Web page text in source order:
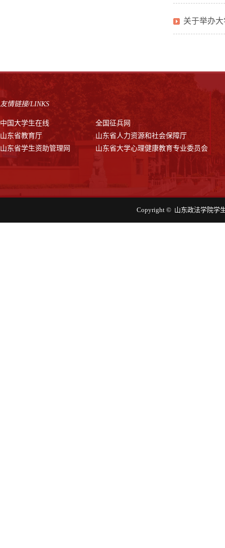
关于举办
友情链接/LINKS
中国大学生在线
全国征兵网
山东省教育厅
山东省人力资源和社会保障厅
山东省学生资助管理网
山东省大学心理健康教育专业委员会
Copyright © 山东政法学院学